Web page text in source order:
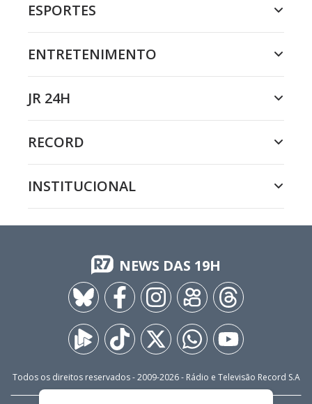
ESPORTES
ENTRETENIMENTO
JR 24H
RECORD
INSTITUCIONAL
NEWS DAS 19H
Todos os direitos reservados - 2009-2026- Rádio e Televisão Record S.A